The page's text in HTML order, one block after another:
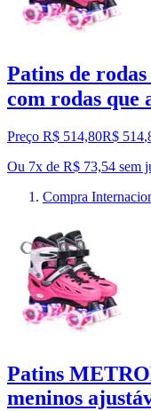
Patins de
com rodas
Preço R$ 514,80R$ 514,
Ou 7x de R$ 73,54 sem
Compra
Patins
meninos